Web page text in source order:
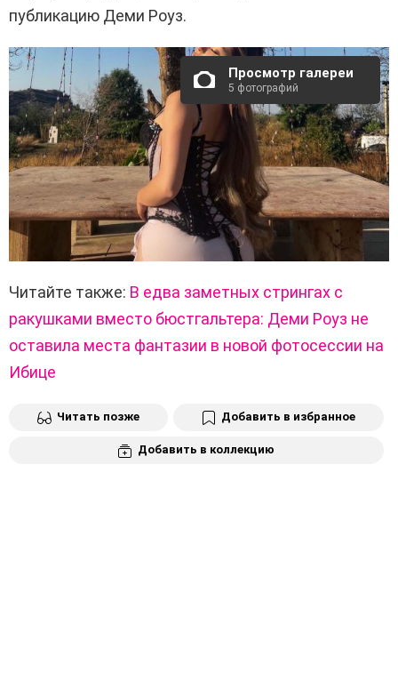
публикацию Деми Роуз.
Просмотр галереи
5 фотографий
Читайте также: В едва заметных стрингах с
ракушками вместо бюстгальтера: Деми Роуз не
оставила места фантазии в новой фотосессии на
Ибице
Читать позже Добавить в избранное
Добавить в коллекцию